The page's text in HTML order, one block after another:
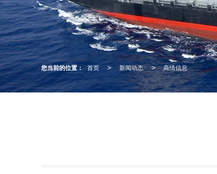
您当前的位置： 首页 > 新闻动态 > 商情信息